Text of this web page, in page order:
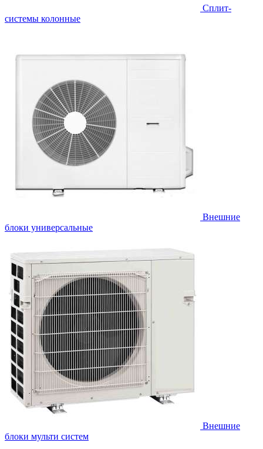
Cплит-
системы колонные
Внешние
блоки универсальные
Внешние
блоки мульти систем